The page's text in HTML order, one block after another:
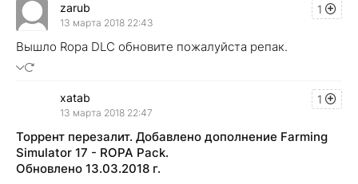
1
zarub
13 марта 2018 22:43
Вышло Ropa DLC обновите пожалуйста репак.
1
xatab
13 марта 2018 22:47
Торрент перезалит. Добавлено дополнение Farming
Simulator 17 - ROPA Pack.
Обновлено 13.03.2018 г.